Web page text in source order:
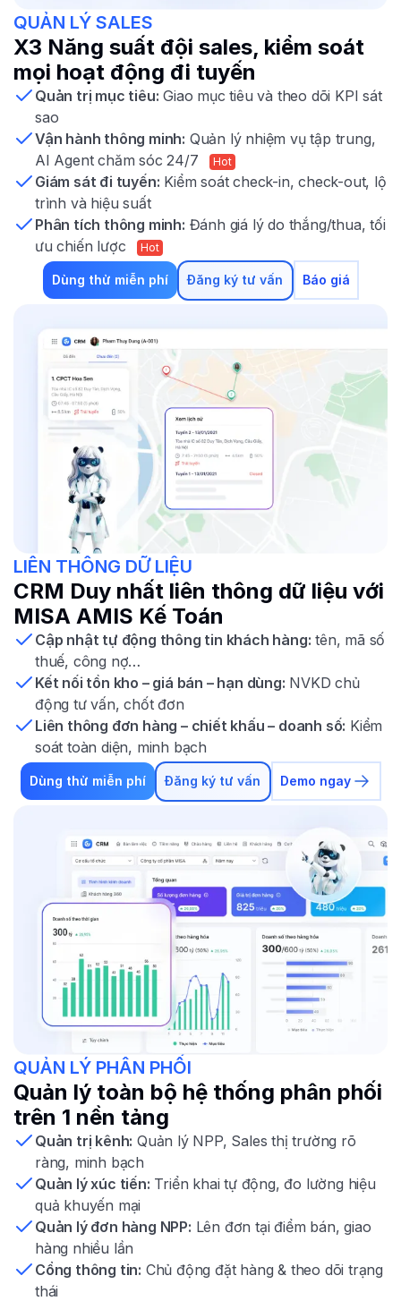
QUẢN LÝ SALES
X3 Năng suất đội sales, kiểm soát
mọi hoạt động đi tuyến
Quản trị mục tiêu: Giao mục tiêu và theo dõi KPI sát
sao
Vận hành thông minh: Quản lý nhiệm vụ tập trung,
AI Agent chăm sóc 24/7
Hot
Giám sát đi tuyến: Kiểm soát check-in, check-out, lộ
trình và hiệu suất
Phân tích thông minh: Đánh giá lý do thắng/thua, tối
ưu chiến lược
Hot
Dùng thử miễn phí Đăng ký tư vấn Báo giá
LIÊN THÔNG DỮ LIỆU
CRM Duy nhất liên thông dữ liệu với
MISA AMIS Kế Toán
Cập nhật tự động thông tin khách hàng: tên, mã số
thuế, công nợ…
Kết nối tồn kho – giá bán – hạn dùng: NVKD chủ
động tư vấn, chốt đơn
Liên thông đơn hàng – chiết khấu – doanh số: Kiểm
soát toàn diện, minh bạch
Dùng thử miễn phí Đăng ký tư vấn Demo ngay
QUẢN LÝ PHÂN PHỐI
Quản lý toàn bộ hệ thống phân phối
trên 1 nền tảng
Quản trị kênh: Quản lý NPP, Sales thị trường rõ
ràng, minh bạch
Quản lý xúc tiến: Triển khai tự động, đo lường hiệu
quả khuyến mại
Quản lý đơn hàng NPP: Lên đơn tại điểm bán, giao
hàng nhiều lần
Cổng thông tin: Chủ động đặt hàng & theo dõi trạng
thái